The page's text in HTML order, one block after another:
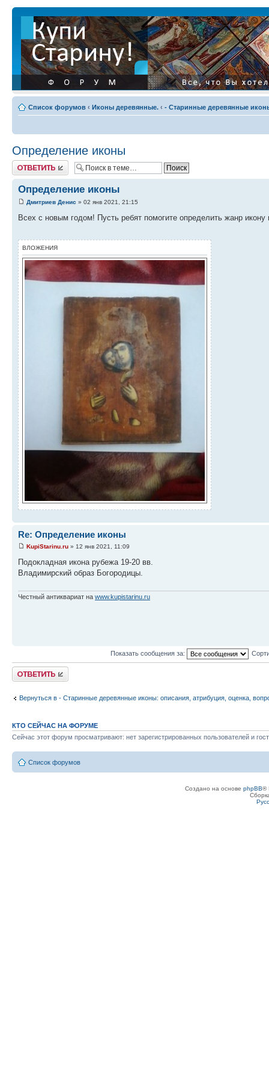
Список форумов ‹ Иконы деревянные. ‹ - Старинные деревянные
Определение иконы
Ответить
Определение иконы
Дмитриев Денис » 02 янв 2021, 21:15
Всех с новым годом! Пусть ребят помогите определить жанр икону
ВЛОЖЕНИЯ
Re: Определение иконы
KupiStarinu.ru » 12 янв 2021, 11:09
Подокладная икона рубежа 19-20 вв.
Владимирский образ Богородицы.
Честный антиквариат на www.kupistarinu.ru
Показать сообщения за:
Ответить
Вернуться в - Старинные деревянные иконы: описания, атрибуция, оценка,
КТО СЕЙЧАС НА ФОРУМЕ
Сейчас этот форум просматривают: нет зарегистрированных пользователей и
Список форумов
Создано на основе phpBB®